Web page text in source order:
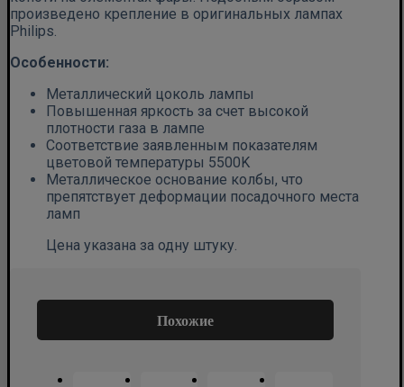
произведено крепление в оригинальных лампах
Philips.
Особенности:
Металлический цоколь лампы
Повышенная яркость за счет высокой
плотности газа в лампе
Соответствие заявленным показателям
цветовой температуры 5500K
Металлическое основание колбы, что
препятствует деформации посадочного места
ламп
Цена указана за одну штуку.
Похожие